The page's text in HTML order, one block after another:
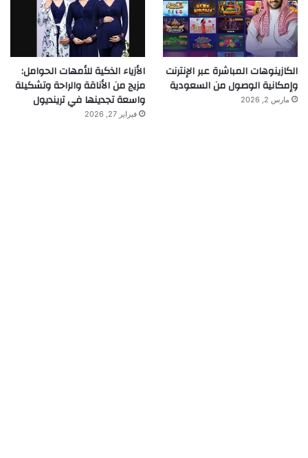
الكازينوهات المباشرة عبر الإنترنت
وإمكانية الوصول من السعودية
مارس 2, 2026
الأزياء الذكية للأمهات الحوامل:
مزيج من الأناقة والراحة وتشكيلة
واسعة تجدينها في ترينديول
فبراير 27, 2026